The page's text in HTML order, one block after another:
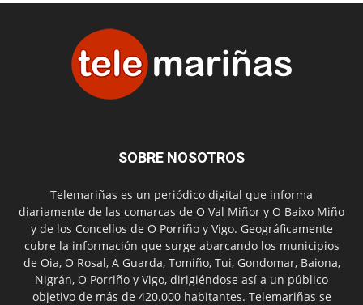
SOBRE NOSOTROS
Telemariñas es un periódico digital que informa
diariamente de las comarcas de O Val Miñor y O Baixo Miño
y de los Concellos de O Porriño y Vigo. Geográficamente
cubre la información que surge abarcando los municipios
de Oia, O Rosal, A Guarda, Tomiño, Tui, Gondomar, Baiona,
Nigrán, O Porriño y Vigo, dirigiéndose así a un público
objetivo de más de 420.000 habitantes. Telemariñas se